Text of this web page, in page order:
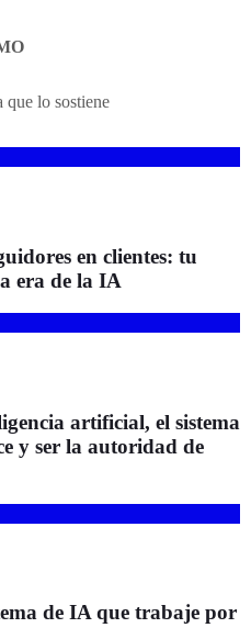
que lo sostiene
en clientes: tu
era de la IA
artificial, el sistema
y ser la autoridad de
de IA que trabaje por